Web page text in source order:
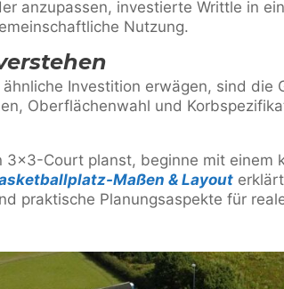
anzupassen, investierte Writtle in
Nutzung.
Investition erwägen, sind die
Oberflächenwahl und
3×3-Court planst, beginne mit einem
Maßen & Layout
praktische Planungsaspekte für